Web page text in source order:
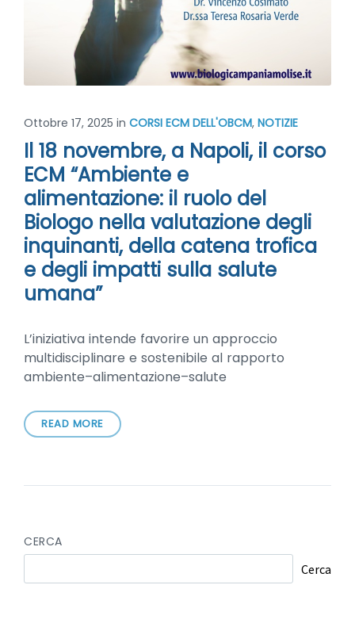
Ottobre 17, 2025 in CORSI ECM DELL'OBCM, NOTIZIE
Il 18 novembre, a Napoli, il corso
ECM “Ambiente e
alimentazione: il ruolo del
Biologo nella valutazione degli
inquinanti, della catena trofica
e degli impatti sulla salute
umana”
L’iniziativa intende favorire un approccio
multidisciplinare e sostenibile al rapporto
ambiente–alimentazione–salute
READ MORE
CERCA
Cerca